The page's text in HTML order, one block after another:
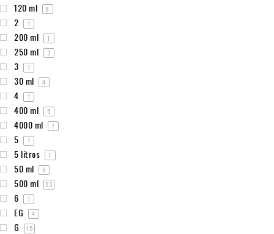
120 ml 8
2 1
200 ml 1
250 ml 3
3 1
30 ml 4
4 1
400 ml 5
4000 ml 7
5 1
5 litros 1
50 ml 6
500 ml 23
6 1
EG 4
G 15